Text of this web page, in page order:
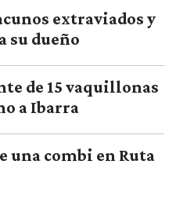
extraviados y
su dueño
de 15 vaquillonas
a Ibarra
una combi en Ruta